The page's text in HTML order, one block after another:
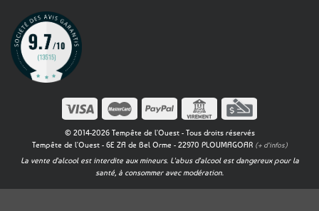
© 2014-2026 Tempête de l'Ouest - Tous droits réservés
Tempête de l'Ouest - 6E ZA de Bel Orme - 22970 PLOUMAGOAR (+ d'infos)
La vente d'alcool est interdite aux mineurs. L'abus d'alcool est dangereux pour la
santé, à consommer avec modération.